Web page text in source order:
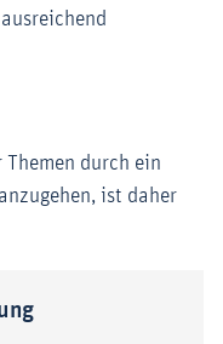
durch ein
ist daher